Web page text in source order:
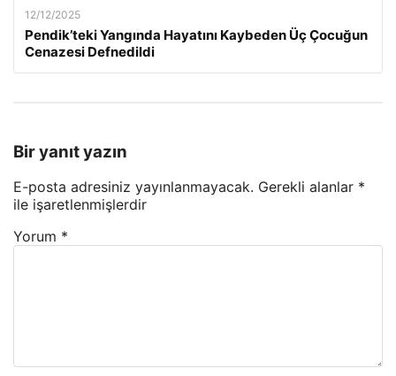
12/12/2025
Pendik’teki Yangında Hayatını Kaybeden Üç Çocuğun
Cenazesi Defnedildi
Bir yanıt yazın
E-posta adresiniz yayınlanmayacak. Gerekli alanlar *
ile işaretlenmişlerdir
Yorum *